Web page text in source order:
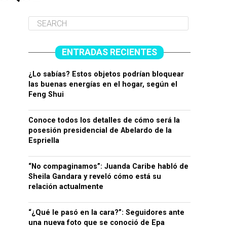
ENTRADAS RECIENTES
¿Lo sabías? Estos objetos podrían bloquear
las buenas energías en el hogar, según el
Feng Shui
Conoce todos los detalles de cómo será la
posesión presidencial de Abelardo de la
Espriella
“No compaginamos”: Juanda Caribe habló de
Sheila Gandara y reveló cómo está su
relación actualmente
“¿Qué le pasó en la cara?”: Seguidores ante
una nueva foto que se conoció de Epa